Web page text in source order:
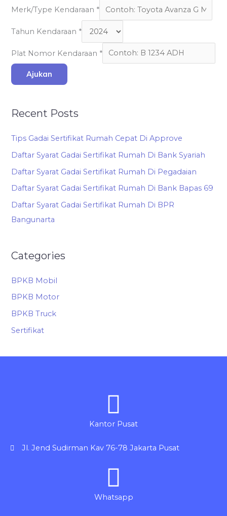
Merk/Type Kendaraan *
Tahun Kendaraan *
Plat Nomor Kendaraan *
Ajukan
Recent Posts
Tips Gadai Sertifikat Rumah Cepat Di Approve
Daftar Syarat Gadai Sertifikat Rumah Di Bank Syariah
Daftar Syarat Gadai Sertifikat Rumah Di Pegadaian
Daftar Syarat Gadai Sertifikat Rumah Di Bank Bapas 69
Daftar Syarat Gadai Sertifikat Rumah Di BPR
Bangunarta
Categories
BPKB Mobil
BPKB Motor
BPKB Truck
Sertifikat
Kantor Pusat
Jl. Jend Sudirman Kav 76-78 Jakarta Pusat
Whatsapp